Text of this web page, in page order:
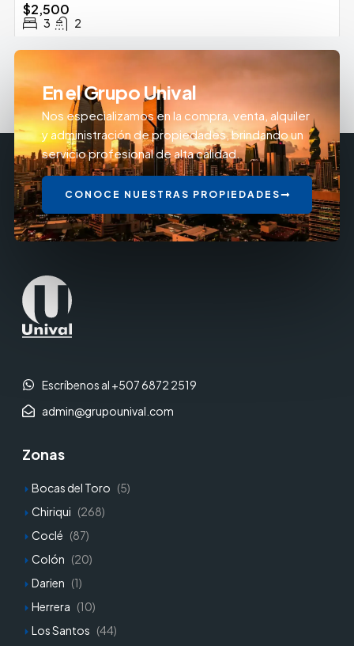
$2,500
3 2
En el Grupo Unival
Nos especializamos en la compra, venta, alquiler
y administración de propiedades, brindando un
servicio profesional de alta calidad.
CONOCE NUESTRAS PROPIEDADES
Escríbenos al +507 6872 2519
admin@grupounival.com
Zonas
Bocas del Toro (5)
Chiriqui (268)
Coclé (87)
Colón (20)
Darien (1)
Herrera (10)
Los Santos (44)